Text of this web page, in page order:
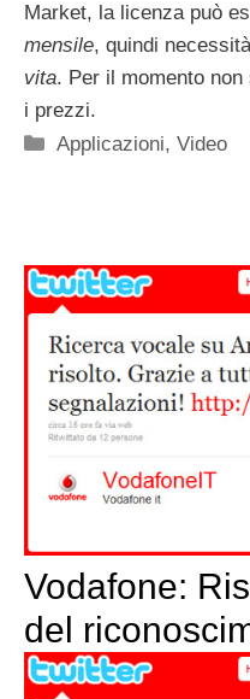
Market, la licenza può
mensile, quindi
vita. Per il momento
i prezzi.
Categorie
Applicazioni,Video
Vodafone:
del